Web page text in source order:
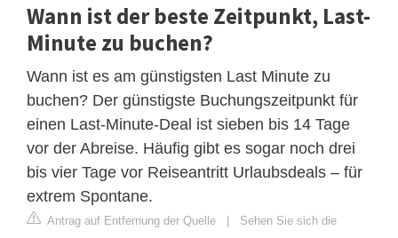
Wann ist der beste Zeitpunkt, Last-
Minute zu buchen?
Wann ist es am günstigsten Last Minute zu
buchen? Der günstigste Buchungszeitpunkt für
einen Last-Minute-Deal ist sieben bis 14 Tage
vor der Abreise. Häufig gibt es sogar noch drei
bis vier Tage vor Reiseantritt Urlaubsdeals – für
extrem Spontane.
Antrag auf Entfernung der Quelle | Sehen Sie sich die